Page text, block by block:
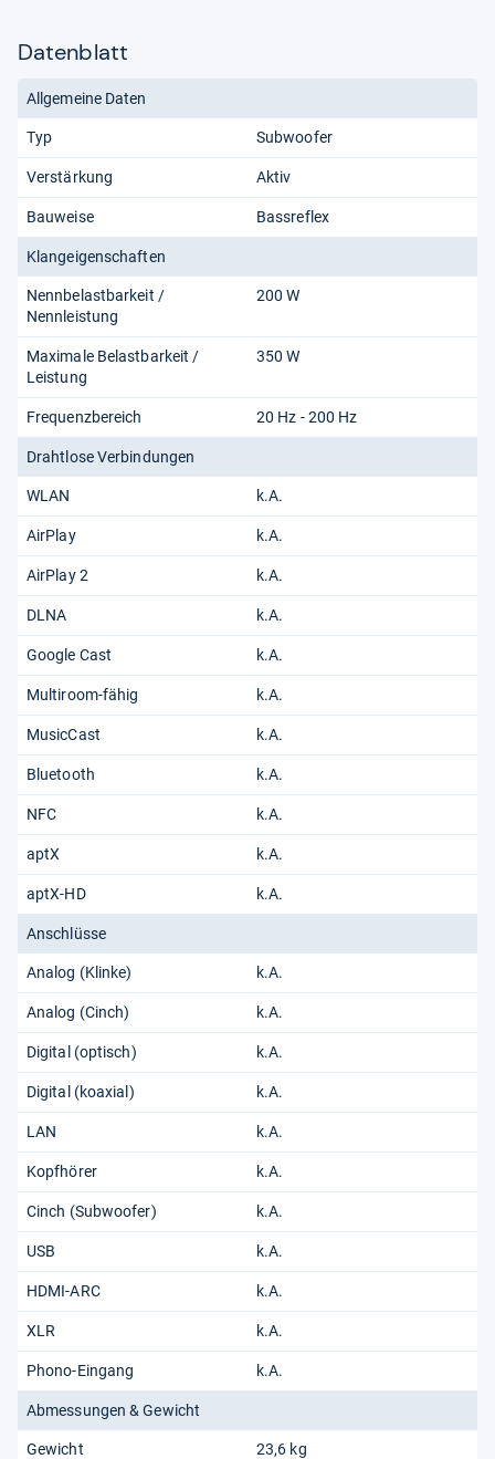
Datenblatt
Allgemeine Daten
Typ Subwoofer
Verstärkung Aktiv
Bauweise Bassreflex
Klangeigenschaften
Nennbelastbarkeit /
Nennleistung
200 W
Maximale Belastbarkeit /
Leistung
350 W
Frequenzbereich 20 Hz - 200 Hz
Drahtlose Verbindungen
WLAN k.A.
AirPlay k.A.
AirPlay 2 k.A.
DLNA k.A.
Google Cast k.A.
Multiroom-fähig k.A.
MusicCast k.A.
Bluetooth k.A.
NFC k.A.
aptX k.A.
aptX-HD k.A.
Anschlüsse
Analog (Klinke) k.A.
Analog (Cinch) k.A.
Digital (optisch) k.A.
Digital (koaxial) k.A.
LAN k.A.
Kopfhörer k.A.
Cinch (Subwoofer) k.A.
USB k.A.
HDMI-ARC k.A.
XLR k.A.
Phono-Eingang k.A.
Abmessungen & Gewicht
Gewicht 23,6 kg